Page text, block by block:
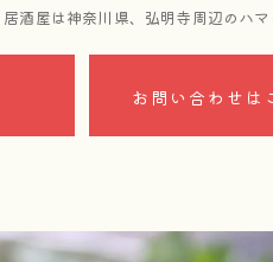
居酒屋は神奈川県、弘明寺周辺のハ
お問い合わせは